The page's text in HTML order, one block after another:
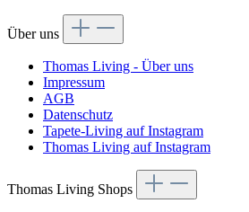
Über uns
Thomas Living - Über uns
Impressum
AGB
Datenschutz
Tapete-Living auf Instagram
Thomas Living auf Instagram
Thomas Living Shops